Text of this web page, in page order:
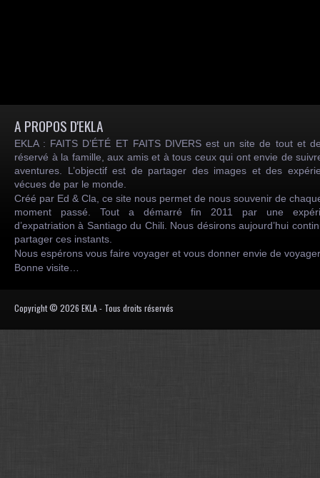
A PROPOS D'EKLA
EKLA : FAITS D’ÉTÉ ET FAITS DIVERS est un site de tout et
réservé à la famille, aux amis et à tous ceux qui ont envie de
aventures. L’objectif est de partager des images et des
vécues de par le monde.
Créé par Ed & Cla, ce site nous permet de nous souvenir de
moment passé. Tout a démarré fin 2011 par une
d’expatriation à Santiago du Chili. Nous désirons aujourd’hui
partager ces instants.
Nous espérons vous faire voyager et vous donner envie de
Bonne visite…
Copyright © 2026 EKLA - Tous droits réservés